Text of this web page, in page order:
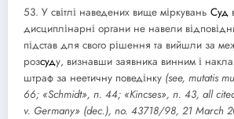
53. У світлі наведених вище міркувань Суд
дисциплінарні органи не навели
підстав для свого рішення та вийшли за
розсуду, визнавши заявника винним і
штраф за неетичну поведінку (see, mutatis
66; «Schmidt», п. 44; «Kincses», п. 43, all
v. Germany» (dec.), no. 43718/98, 21 March